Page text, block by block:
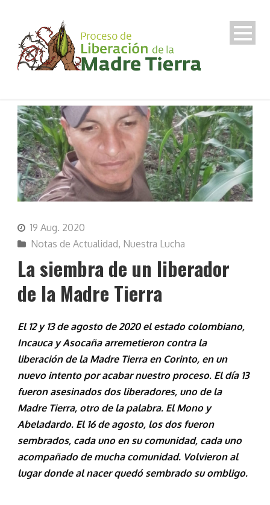
19 Aug. 2020
Notas de Actualidad, Nuestra Lucha
La siembra de un liberador
de la Madre Tierra
El 12 y 13 de agosto de 2020 el estado colombiano,
Incauca y Asocaña arremetieron contra la
liberación de la Madre Tierra en Corinto, en un
nuevo intento por acabar nuestro proceso. El día 13
fueron asesinados dos liberadores, uno de la
Madre Tierra, otro de la palabra. El Mono y
Abeladardo. El 16 de agosto, los dos fueron
sembrados, cada uno en su comunidad, cada uno
acompañado de mucha comunidad. Volvieron al
lugar donde al nacer quedó sembrado su ombligo.